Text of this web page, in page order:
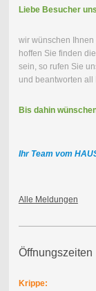
Liebe Besucher
wir wünschen
hoffen Sie finden
sein, so rufen Sie
und beantworten all
Bis dahin
Ihr Team vom
Alle Meldungen
Öffnungszeiten
Krippe: